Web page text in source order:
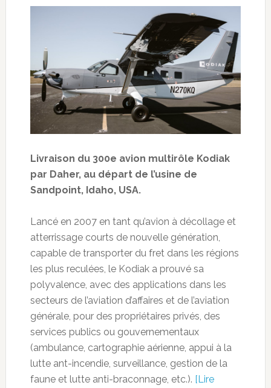
Livraison du 300e avion multirôle Kodiak
par Daher, au départ de l’usine de
Sandpoint, Idaho, USA.
Lancé en 2007 en tant qu’avion à décollage et
atterrissage courts de nouvelle génération,
capable de transporter du fret dans les régions
les plus reculées, le Kodiak a prouvé sa
polyvalence, avec des applications dans les
secteurs de l’aviation d’affaires et de l’aviation
générale, pour des propriétaires privés, des
services publics ou gouvernementaux
(ambulance, cartographie aérienne, appui à la
lutte ant-incendie, surveillance, gestion de la
faune et lutte anti-braconnage, etc.). [Lire